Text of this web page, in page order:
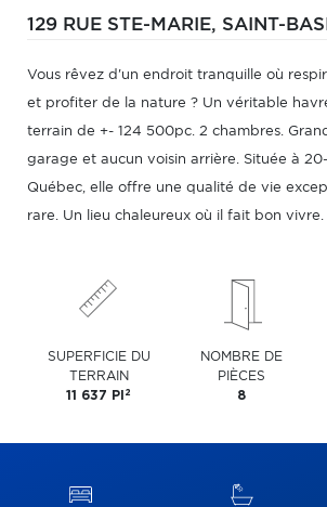
129 RUE STE-MARIE, SAINT-
Vous rêvez d'un endroit tranquille où
et profiter de la nature ? Un véritable
terrain de +- 124 500pc. 2 chambres.
garage et aucun voisin arrière. Située à
Québec, elle offre une qualité de vie
rare. Un lieu chaleureux où il fait bon vivre.
SUPERFICIE DU
TERRAIN
11 637 PI 2
NOMBRE DE
PIÈCES
8